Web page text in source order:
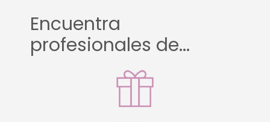
Encuentra
profesionales de...